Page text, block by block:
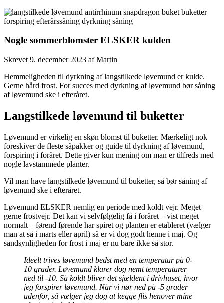
Nogle sommerblomster ELSKER kulden
Skrevet 9. december 2023 afMartin
Hemmeligheden til dyrkning af langstilkede løvemund er kulde.
Gerne hård frost. For succes med dyrkning af løvemund bør såning
af løvemund ske i efteråret.
Langstilkede løvemund til buketter
Løvemund er virkelig en skøn blomst til buketter. Mærkeligt nok
foreskiver de fleste såpakker og guide til dyrkning af løvemund,
forspiring i foråret. Dette giver kun mening om man er tilfreds med
nogle lavstammede planter.
Vil man have langstilkede løvemund til buketter, så bør såning af
løvemund ske i efteråret.
Løvemund ELSKER nemlig en periode med koldt vejr. Meget
gerne frostvejr. Det kan vi selvfølgelig få i foråret – vist meget
normalt – førend førende har spiret og planten er etableret (vælger
man at så i marts eller april) så er vi dog godt henne i maj. Og
sandsynligheden for frost i maj er nu bare ikke så stor.
Ideelt trives løvemund bedst med en temperatur på 0-
10 grader. Løvemund klarer dog nemt temperaturer
ned til -10. Så koldt bliver det sjældent i drivhuset, hvor
jeg forspirer løvemund. Når vi nør ned på -5 grader
udenfor, så vælger jeg dog at lægge flis henover mine